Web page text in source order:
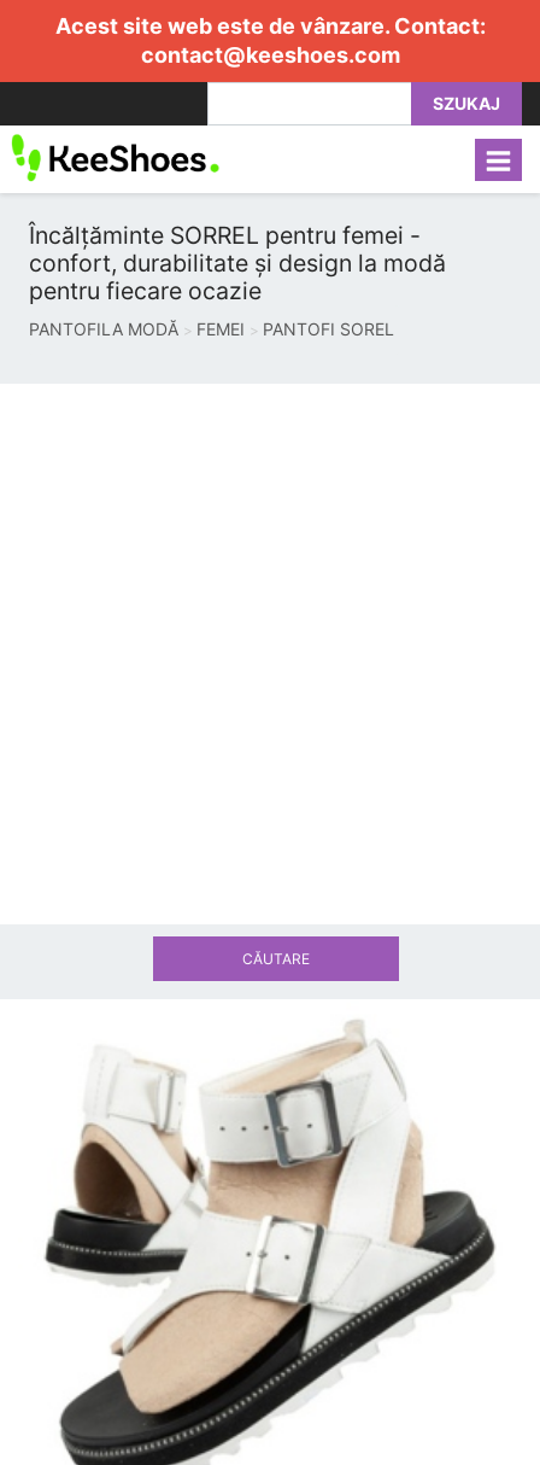
Acest site web este de vânzare. Contact:
contact@keeshoes.com
SZUKAJ
Încălțăminte SORREL pentru femei -
confort, durabilitate și design la modă
pentru fiecare ocazie
PANTOFILA MODĂ FEMEI PANTOFI SOREL
CĂUTARE